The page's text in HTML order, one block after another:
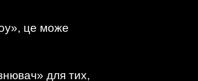
це може
для тих,